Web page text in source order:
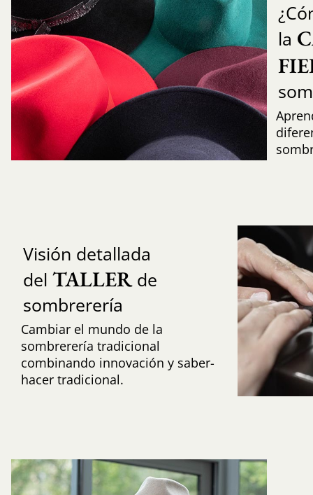
la
Visión detallada
del TALLERde
sombrerería
Cambiar el mundo de la
sombrerería tradicional
combinando innovación y saber-
hacer tradicional.